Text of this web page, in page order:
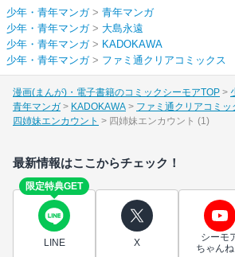
少年・青年マンガ> 青年マンガ
少年・青年マンガ> 大島永遠
少年・青年マンガ> KADOKAWA
少年・青年マンガ> ファミ通クリアコミックス
漫画(まんが)・電子書籍のコミックシーモアTOP
青年マンガ
KADOKAWA
ファミ通クリアコミッ
四姉妹エンカウント
四姉妹エンカウント (1)
最新情報はここからチェック！
限定特典GET
LINE X
シーモ
ちゃん